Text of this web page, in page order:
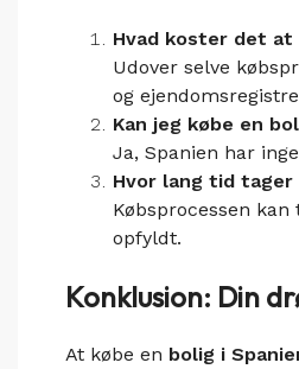
Hvad koster det at
Udover selve
og
Kan jeg købe en
Ja, Spanien har
Hvor lang tid tager
Købsprocessen
opfyldt.
Konklusion: Din
At købe en bolig i